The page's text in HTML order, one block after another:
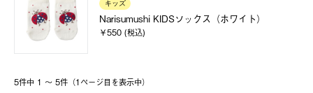
キッズ
Narisumushi KIDSソックス（ホワイト）
￥550 (税込)
5件中 1 〜 5件（1ページ⽬を表⽰中）